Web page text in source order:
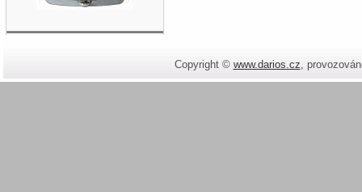
Copyright © www.darios.cz,